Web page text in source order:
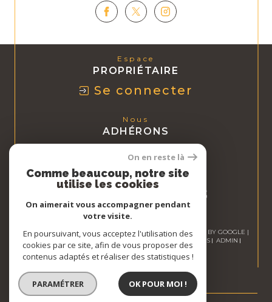
Espace
PROPRIÉTAIRE
Se connecter
Nous
ADHÉRONS
© 2026 | TOUS DROITS RÉSERVÉS | TRADUCTION POWERED BY GOOGLE |
NOS HONORAIRES
PLAN DU SITE MENTIONS LÉGALES
ADMIN
NOS LIENS
POLITIQUE RGPD COOKIES
On en reste là
Comme beaucoup, notre site
utilise les cookies
On aimerait vous accompagner pendant
votre visite.
En poursuivant, vous acceptez l'utilisation des
cookies par ce site, afin de vous proposer des
contenus adaptés et réaliser des statistiques !
PARAMÉTRER OK POUR MOI !